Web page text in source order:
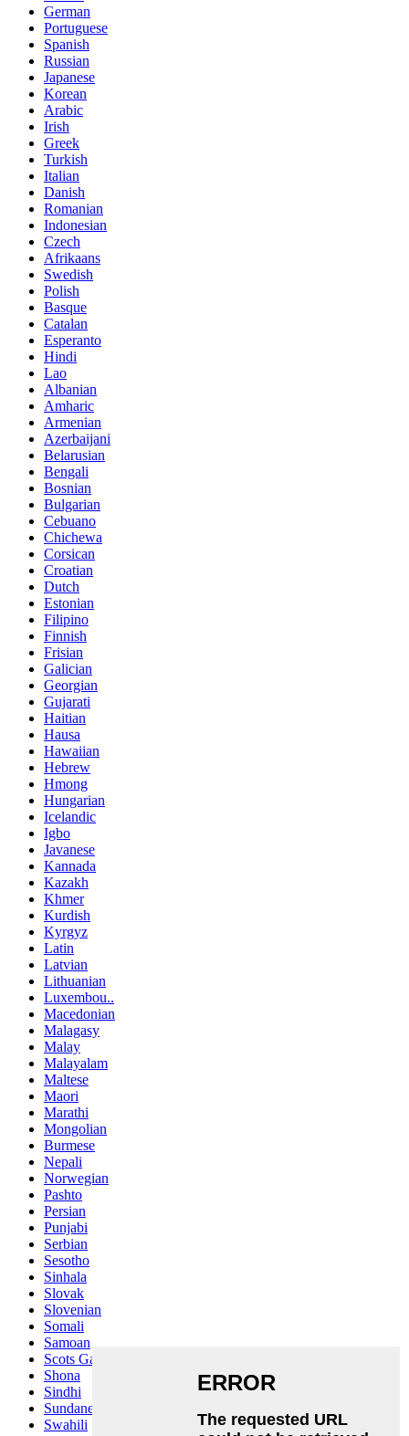
German
Portuguese
Spanish
Russian
Japanese
Korean
Arabic
Irish
Greek
Turkish
Italian
Danish
Romanian
Indonesian
Czech
Afrikaans
Swedish
Polish
Basque
Catalan
Esperanto
Hindi
Lao
Albanian
Amharic
Armenian
Azerbaijani
Belarusian
Bengali
Bosnian
Bulgarian
Cebuano
Chichewa
Corsican
Croatian
Dutch
Estonian
Filipino
Finnish
Frisian
Galician
Georgian
Gujarati
Haitian
Hausa
Hawaiian
Hebrew
Hmong
Hungarian
Icelandic
Igbo
Javanese
Kannada
Kazakh
Khmer
Kurdish
Kyrgyz
Latin
Latvian
Lithuanian
Luxembou..
Macedonian
Malagasy
Malay
Malayalam
Maltese
Maori
Marathi
Mongolian
Burmese
Nepali
Norwegian
Pashto
Persian
Punjabi
Serbian
Sesotho
Sinhala
Slovak
Slovenian
Somali
Samoan
Scots Gaelic
Shona
Sindhi
Sundanese
Swahili